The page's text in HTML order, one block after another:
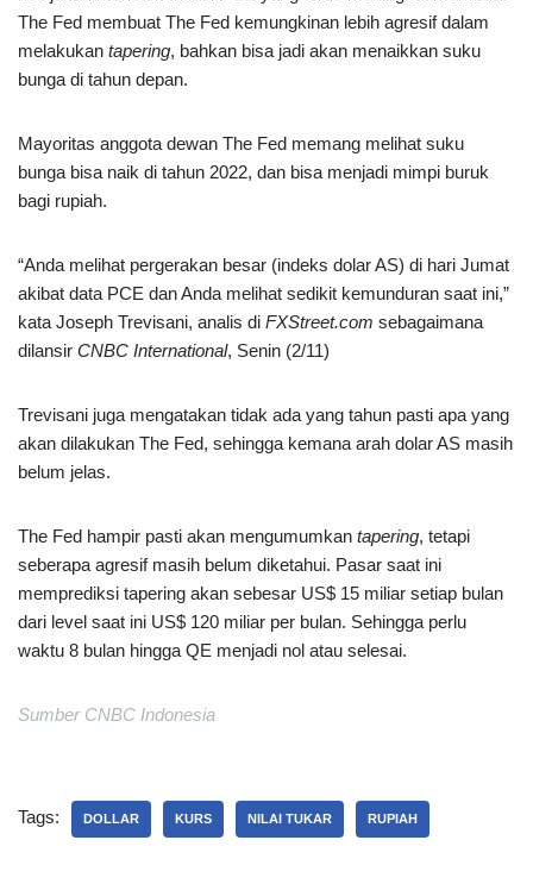
The Fed membuat The Fed kemungkinan lebih agresif dalam
melakukan tapering, bahkan bisa jadi akan menaikkan suku
bunga di tahun depan.
Mayoritas anggota dewan The Fed memang melihat suku
bunga bisa naik di tahun 2022, dan bisa menjadi mimpi buruk
bagi rupiah.
“Anda melihat pergerakan besar (indeks dolar AS) di hari Jumat
akibat data PCE dan Anda melihat sedikit kemunduran saat ini,”
kata Joseph Trevisani, analis di FXStreet.com sebagaimana
dilansir CNBC International, Senin (2/11)
Trevisani juga mengatakan tidak ada yang tahun pasti apa yang
akan dilakukan The Fed, sehingga kemana arah dolar AS masih
belum jelas.
The Fed hampir pasti akan mengumumkan tapering, tetapi
seberapa agresif masih belum diketahui. Pasar saat ini
memprediksi tapering akan sebesar US$ 15 miliar setiap bulan
dari level saat ini US$ 120 miliar per bulan. Sehingga perlu
waktu 8 bulan hingga QE menjadi nol atau selesai.
Sumber CNBC Indonesia
Tags: DOLLAR KURS NILAI TUKAR RUPIAH